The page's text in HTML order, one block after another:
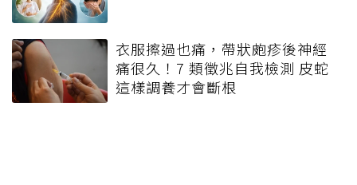
衣服擦過也痛，帶狀皰疹後神經
痛很久！7 類徵兆自我檢測 皮蛇
這樣調養才會斷根